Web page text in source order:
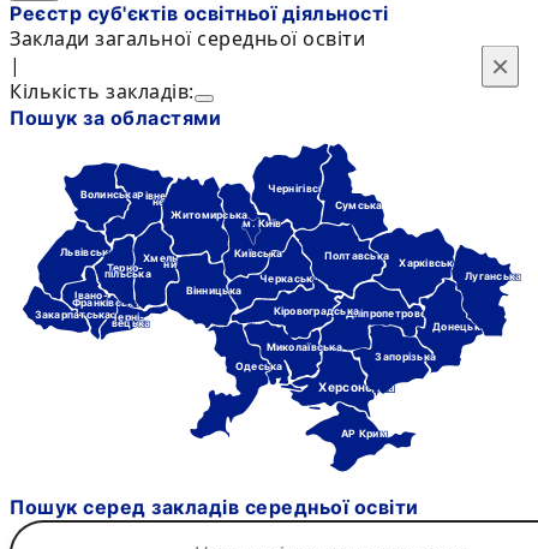
×
Реєстр суб'єктів освітньої діяльності
Заклади загальної середньої освіти
|
Кількість закладів:
Пошук за областями
Черкаська
Чернігівська
Черні-
вецька
Дніпропетровська
Донецька
Івано-
Франківська
Харківська
Херсонська
Хмель-
ницька
Кіровоградська
АР Крим
Київська
м. Київ
Луганська
Львівська
Миколаївська
Одеська
Полтавська
Рівне-
нська Сумська
Терно-
пільська
Вінницька
Волинська
Закарпатська
Запорізька
Житомирська
Пошук серед закладів середньої освіти
×